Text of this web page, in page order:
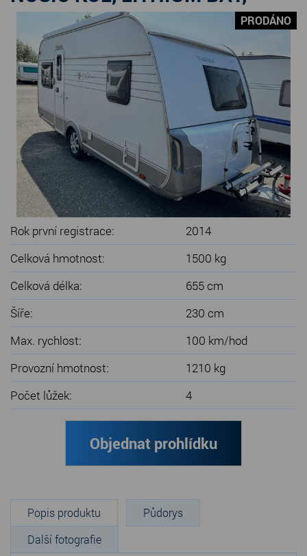
SERVIS KARAVANŮ
PRODÁNO
Rok první registrace:
2014
Celková hmotnost:
1500 kg
Celková délka:
655 cm
Šíře:
230 cm
Max. rychlost:
100 km/hod
Provozní hmotnost:
1210 kg
Počet lůžek:
4
Objednat prohlídku
Popis produktu
Půdorys
Další fotografie